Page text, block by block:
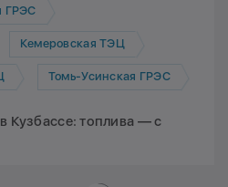
ГРЭС
Кемеровская ТЭЦ
Томь-Усинская ГРЭС
Кузбассе: топлива — с